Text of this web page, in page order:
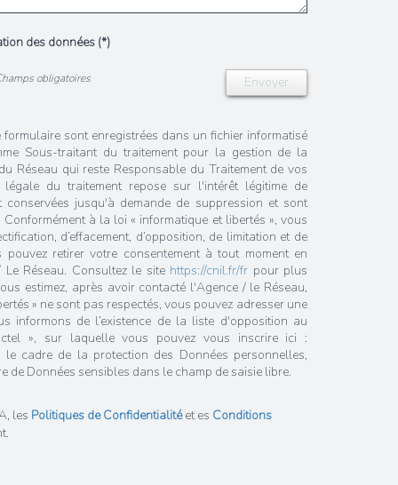
des données (*)
Envoyer
obligatoires
sont enregistrées dans un fichier informatisé
Sous-traitant du traitement pour la gestion de la
Réseau qui reste Responsable du Traitement de vos
du traitement repose sur l'intérêt légitime de
jusqu'à demande de suppression et sont
à la loi « informatique et libertés », vous
d’effacement, d’opposition, de limitation et de
retirer votre consentement à tout moment en
Réseau. Consultez le site https://cnil.fr/fr pour plus
estimez, après avoir contacté l'Agence / le Réseau,
» ne sont pas respectés, vous pouvez adresser une
informons de l’existence de la liste d'opposition au
», sur laquelle vous pouvez vous inscrire ici :
le cadre de la protection des Données personnelles,
de Données sensibles dans le champ de saisie libre.
les Politiques de Confidentialitéet es Conditions